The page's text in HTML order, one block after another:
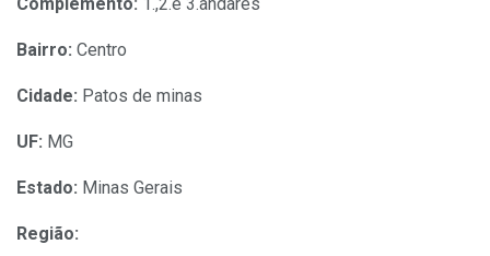
Bairro: Centro
Cidade: Patos de minas
UF: MG
Estado: Minas Gerais
Região: